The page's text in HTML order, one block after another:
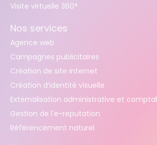
Visite virtuelle 360°
Nos services
Agence web
Campagnes publicitaires
Création de site internet
Création d’identité visuelle
Externalisation administrative et
Gestion de l'e-reputation
Référencement naturel